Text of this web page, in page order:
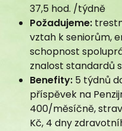
InBody BWA2
Společenská
Relaxační
Dokumenty ke stažení
Kontakt
37,5 hod. /týdně
Požadujeme:
vztah k seniorům,
schopnost
znalost standardů
Benefity: 5 týdnů
příspěvek na
400/měsíčně,
Kč, 4 dny